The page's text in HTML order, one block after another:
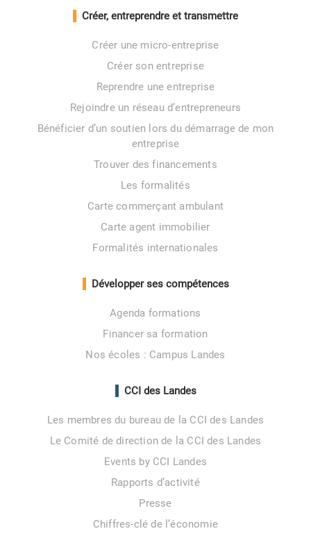
Créer, entreprendre et transmettre
Créer une micro-entreprise
Créer son entreprise
Reprendre une entreprise
Rejoindre un réseau d’entrepreneurs
Bénéficier d’un soutien lors du démarrage de mon
entreprise
Trouver des financements
Les formalités
Carte commerçant ambulant
Carte agent immobilier
Formalités internationales
Développer ses compétences
Agenda formations
Financer sa formation
Nos écoles : Campus Landes
CCI des Landes
Les membres du bureau de la CCI des Landes
Le Comité de direction de la CCI des Landes
Events by CCI Landes
Rapports d’activité
Presse
Chiffres-clé de l’économie